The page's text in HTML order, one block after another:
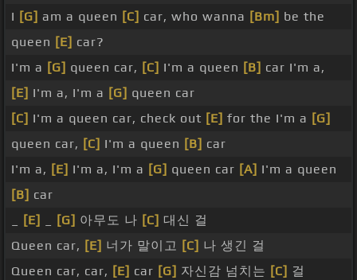
I [G] am a queen [C] car, who wanna [Bm] be the
queen [E] car?
I'm a [G] queen car, [C] I'm a queen [B] car I'm a,
[E] I'm a, I'm a [G] queen car
[C] I'm a queen car, check out [E] for the I'm a [G]
queen car, [C] I'm a queen [B] car
I'm a, [E] I'm a, I'm a [G] queen car [A] I'm a queen
[B] car
[E] [G] 아무도 나 [C] 대신 걸
Queen car, [E] 너가 말이고 [C] 나 생긴 걸
Queen car, car, [E] car [G] 자신감 넘치는 [C] 걸